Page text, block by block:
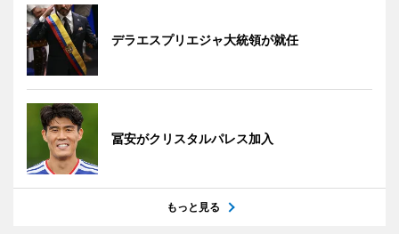
デラエスプリエジャ大統領が就任
冨安がクリスタルパレス加入
もっと見る